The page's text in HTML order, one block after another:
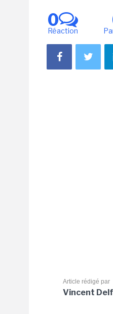
0
Réaction
Article rédigé par
Vincent